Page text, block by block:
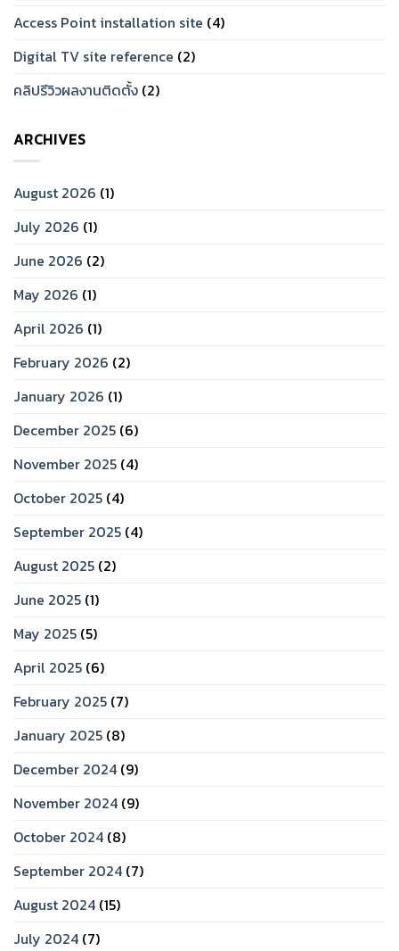
Access Point installation site (4)
Digital TV site reference (2)
คลิปรีวิวผลงานติดตั้ง (2)
ARCHIVES
August 2026 (1)
July 2026 (1)
June 2026 (2)
May 2026 (1)
April 2026 (1)
February 2026 (2)
January 2026 (1)
December 2025 (6)
November 2025 (4)
October 2025 (4)
September 2025 (4)
August 2025 (2)
June 2025 (1)
May 2025 (5)
April 2025 (6)
February 2025 (7)
January 2025 (8)
December 2024 (9)
November 2024 (9)
October 2024 (8)
September 2024 (7)
August 2024 (15)
July 2024 (7)